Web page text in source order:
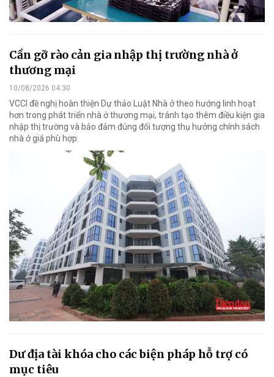
Cần gỡ rào cản gia nhập thị trường nhà ở
thương mại
10/08/2026 04:30
VCCI đề nghị hoàn thiện Dự thảo Luật Nhà ở theo hướng linh hoạt
hơn trong phát triển nhà ở thương mại, tránh tạo thêm điều kiện gia
nhập thị trường và bảo đảm đúng đối tượng thụ hưởng chính sách
nhà ở giá phù hợp.
Dư địa tài khóa cho các biện pháp hỗ trợ có
mục tiêu